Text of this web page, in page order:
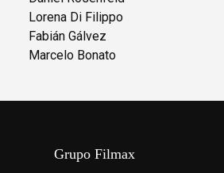
Lorena Di Filippo
Fabián Gálvez
Marcelo Bonato
Grupo Filmax